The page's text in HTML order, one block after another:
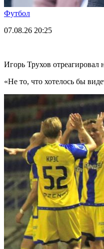
Футбол
07.08.26 20:25
Игорь Трухов отреагировал
«Не то, что хотелось бы